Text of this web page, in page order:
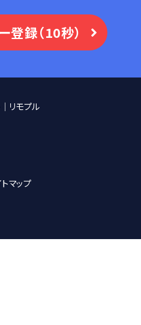
登録（10秒）
リモプル
マップ